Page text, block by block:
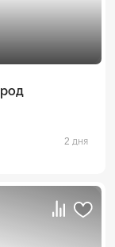
2 дня